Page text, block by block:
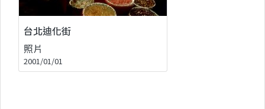
台北迪化街
照片
2001/01/01